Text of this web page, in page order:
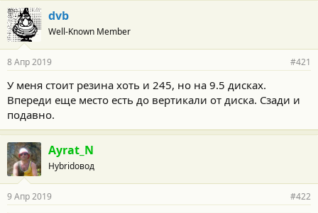
т
о
р
т
е
м
ы
н
а
л
а
dvb
Well-Known Member
8 Апр 2019 #421
У меня стоит резина хоть и 245, но на 9.5 дисках.
Впереди еще место есть до вертикали от диска. Сзади и
подавно.
Ayrat_N
Hybridовод
9 Апр 2019 #422